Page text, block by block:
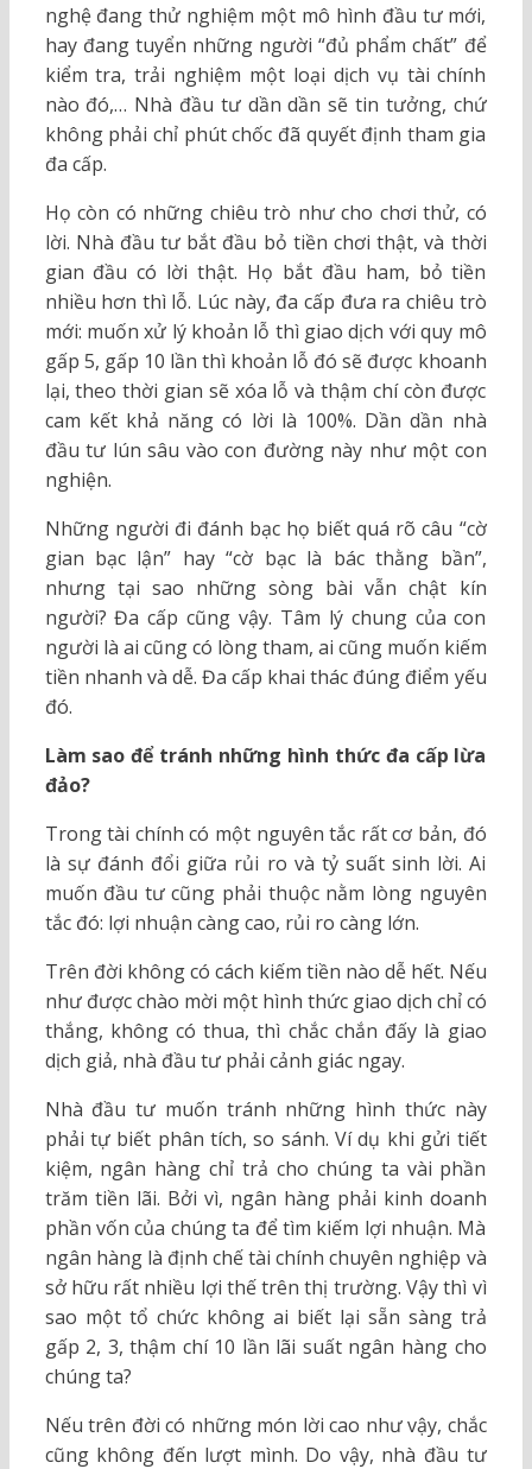
nghệ đang thử nghiệm một mô hình đầu tư mới,
hay đang tuyển những người “đủ phẩm chất” để
kiểm tra, trải nghiệm một loại dịch vụ tài chính
nào đó,… Nhà đầu tư dần dần sẽ tin tưởng, chứ
không phải chỉ phút chốc đã quyết định tham gia
đa cấp.
Họ còn có những chiêu trò như cho chơi thử, có
lời. Nhà đầu tư bắt đầu bỏ tiền chơi thật, và thời
gian đầu có lời thật. Họ bắt đầu ham, bỏ tiền
nhiều hơn thì lỗ. Lúc này, đa cấp đưa ra chiêu trò
mới: muốn xử lý khoản lỗ thì giao dịch với quy mô
gấp 5, gấp 10 lần thì khoản lỗ đó sẽ được khoanh
lại, theo thời gian sẽ xóa lỗ và thậm chí còn được
cam kết khả năng có lời là 100%. Dần dần nhà
đầu tư lún sâu vào con đường này như một con
nghiện.
Những người đi đánh bạc họ biết quá rõ câu “cờ
gian bạc lận” hay “cờ bạc là bác thằng bần”,
nhưng tại sao những sòng bài vẫn chật kín
người? Đa cấp cũng vậy. Tâm lý chung của con
người là ai cũng có lòng tham, ai cũng muốn kiếm
tiền nhanh và dễ. Đa cấp khai thác đúng điểm yếu
đó.
Làm sao để tránh những hình thức đa cấp lừa
đảo?
Trong tài chính có một nguyên tắc rất cơ bản, đó
là sự đánh đổi giữa rủi ro và tỷ suất sinh lời. Ai
muốn đầu tư cũng phải thuộc nằm lòng nguyên
tắc đó: lợi nhuận càng cao, rủi ro càng lớn.
Trên đời không có cách kiếm tiền nào dễ hết. Nếu
như được chào mời một hình thức giao dịch chỉ có
thắng, không có thua, thì chắc chắn đấy là giao
dịch giả, nhà đầu tư phải cảnh giác ngay.
Nhà đầu tư muốn tránh những hình thức này
phải tự biết phân tích, so sánh. Ví dụ khi gửi tiết
kiệm, ngân hàng chỉ trả cho chúng ta vài phần
trăm tiền lãi. Bởi vì, ngân hàng phải kinh doanh
phần vốn của chúng ta để tìm kiếm lợi nhuận. Mà
ngân hàng là định chế tài chính chuyên nghiệp và
sở hữu rất nhiều lợi thế trên thị trường. Vậy thì vì
sao một tổ chức không ai biết lại sẵn sàng trả
gấp 2, 3, thậm chí 10 lần lãi suất ngân hàng cho
chúng ta?
Nếu trên đời có những món lời cao như vậy, chắc
cũng không đến lượt mình. Do vậy, nhà đầu tư